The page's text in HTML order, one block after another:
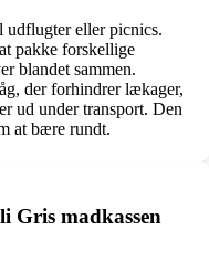
udflugter eller picnics.
pakke forskellige
blandet sammen.
der forhindrer lækager,
ud under transport. Den
at bære rundt.
Gris madkassen